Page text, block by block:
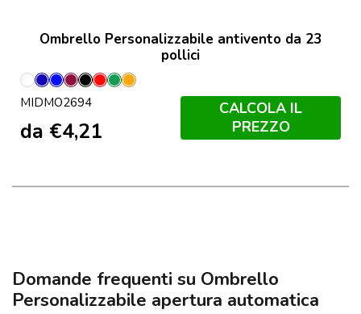
Ombrello Personalizzabile antivento da 23
pollici
Bianco
BluBlu
Royal
Borgogna
NeroRosso
VerdeArancio
MIDMO2694
da €4,21
CALCOLA IL
PREZZO
Domande frequenti su Ombrello
Personalizzabile apertura automatica